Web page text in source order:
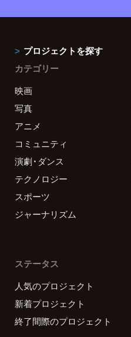
プロジェクトを探す
カテゴリー
映画
写真
アニメ
コミュニティ
演劇・ダンス
テクノロジー
スポーツ
ジャーナリズム
ステータス
人気のプロジェクト
新着プロジェクト
終了間際のプロジェクト